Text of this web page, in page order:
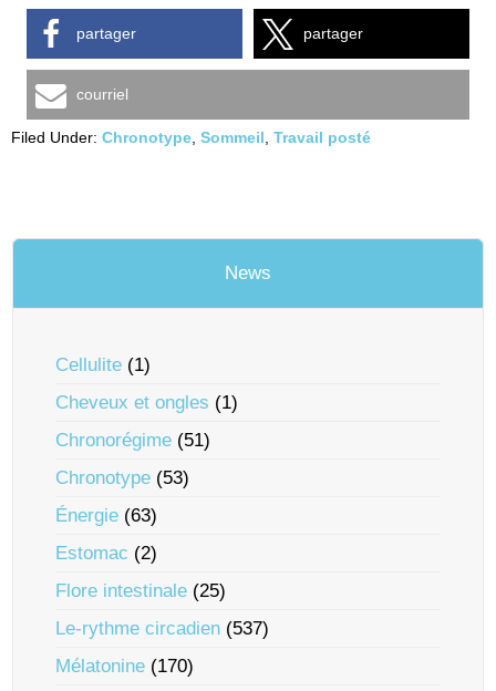
partager partager
courriel
Filed Under: Chronotype Sommeil Travail posté
News
Cellulite (1)
Cheveux et ongles (1)
Chronorégime (51)
Chronotype (53)
Énergie (63)
Estomac (2)
Flore intestinale (25)
Le-rythme circadien (537)
Mélatonine (170)